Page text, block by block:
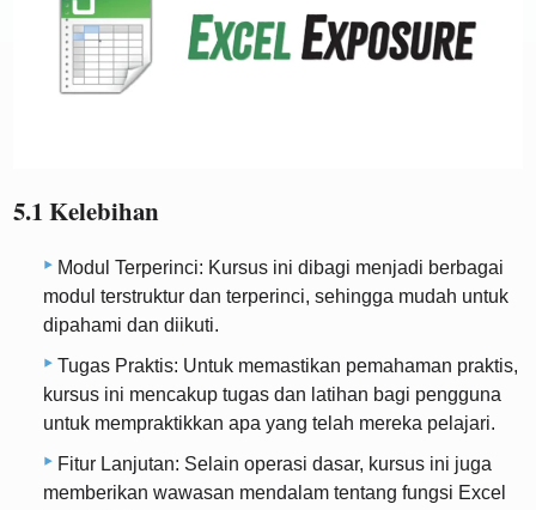
5.1 Kelebihan
Modul Terperinci: Kursus ini dibagi menjadi berbagai
modul terstruktur dan terperinci, sehingga mudah untuk
dipahami dan diikuti.
Tugas Praktis: Untuk memastikan pemahaman praktis,
kursus ini mencakup tugas dan latihan bagi pengguna
untuk mempraktikkan apa yang telah mereka pelajari.
Fitur Lanjutan: Selain operasi dasar, kursus ini juga
memberikan wawasan mendalam tentang fungsi Excel